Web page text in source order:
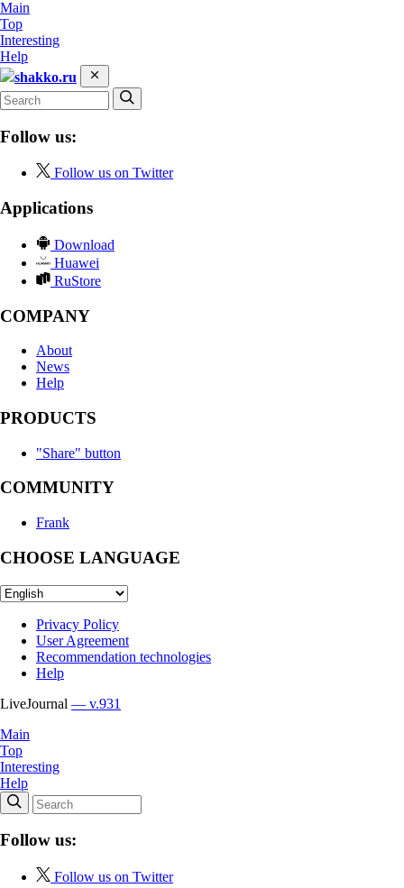
Main
Top
Interesting
Help
shakko.ru
Follow us:
Follow us on Twitter
Applications
Download
Huawei
RuStore
COMPANY
About
News
Help
PRODUCTS
"Share" button
COMMUNITY
Frank
CHOOSE LANGUAGE
Privacy Policy
User Agreement
Recommendation technologies
Help
LiveJournal — v.931
Main
Top
Interesting
Help
Follow us:
Follow us on Twitter